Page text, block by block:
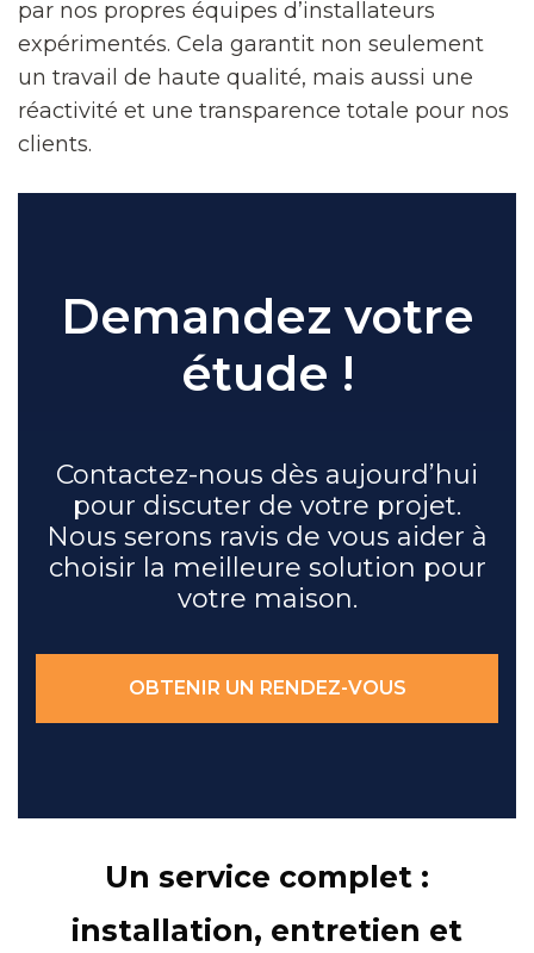
par nos propres équipes d’installateurs
expérimentés. Cela garantit non seulement
un travail de haute qualité, mais aussi une
réactivité et une transparence totale pour nos
clients.
Demandez votre
étude !
Contactez-nous dès aujourd’hui
pour discuter de votre projet.
Nous serons ravis de vous aider à
choisir la meilleure solution pour
votre maison.
OBTENIR UN RENDEZ-VOUS
Un service complet :
installation, entretien et